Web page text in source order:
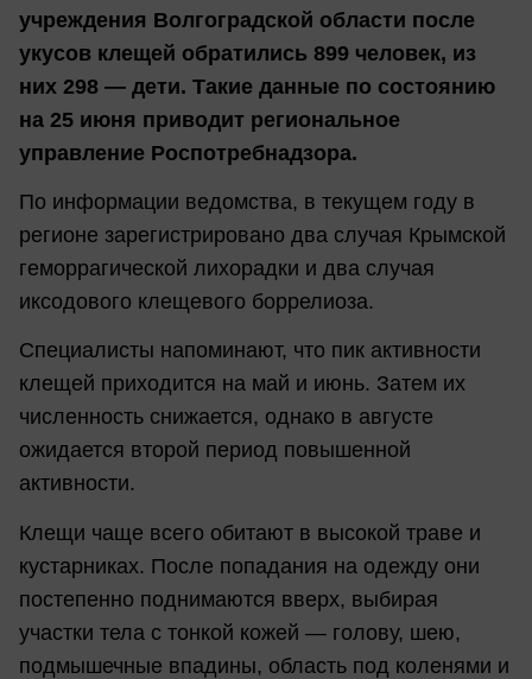
учреждения Волгоградской области после
укусов клещей обратились 899 человек, из
них 298 — дети. Такие данные по состоянию
на 25 июня приводит региональное
управление Роспотребнадзора.
По информации ведомства, в текущем году в
регионе зарегистрировано два случая Крымской
геморрагической лихорадки и два случая
иксодового клещевого боррелиоза.
Специалисты напоминают, что пик активности
клещей приходится на май и июнь. Затем их
численность снижается, однако в августе
ожидается второй период повышенной
активности.
Клещи чаще всего обитают в высокой траве и
кустарниках. После попадания на одежду они
постепенно поднимаются вверх, выбирая
участки тела с тонкой кожей — голову, шею,
подмышечные впадины, область под коленями и